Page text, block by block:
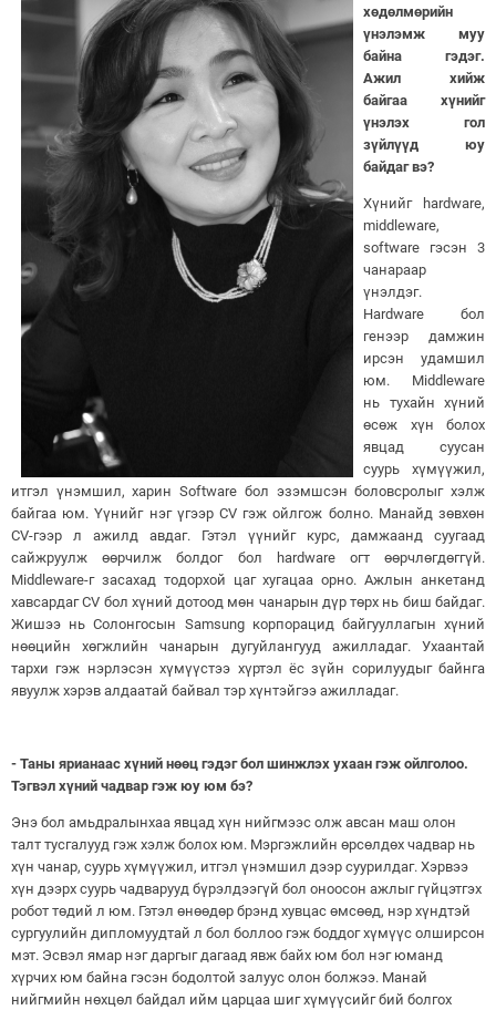
хөдөлмөрийн
үнэлэмж муу
байна гэдэг.
Ажил хийж
байгаа хүнийг
үнэлэх гол
зүйлүүд юу
байдаг вэ?
Хүнийг hardware,
middleware,
software гэсэн 3
чанараар
үнэлдэг.
Hardware бол
генээр дамжин
ирсэн удамшил
юм. Middleware
нь тухайн хүний
өсөж хүн болох
явцад суусан
суурь хүмүүжил,
итгэл үнэмшил, харин Software бол эзэмшсэн боловсролыг хэлж
байгаа юм. Үүнийг нэг үгээр CV гэж ойлгож болно. Манайд зөвхөн
CV-гээр л ажилд авдаг. Гэтэл үүнийг курс, дамжаанд суугаад
сайжруулж өөрчилж болдог бол hardware огт өөрчлөгдөггүй.
Middleware-г засахад тодорхой цаг хугацаа орно. Ажлын анкетанд
хавсардаг CV бол хүний дотоод мөн чанарын дүр төрх нь биш байдаг.
Жишээ нь Солонгосын Samsung корпорацид байгууллагын хүний
нөөцийн хөгжлийн чанарын дугуйлангууд ажилладаг. Ухаантай
тархи гэж нэрлэсэн хүмүүстээ хүртэл ёс зүйн сорилуудыг байнга
явуулж хэрэв алдаатай байвал тэр хүнтэйгээ ажилладаг.
- Таны ярианаас хүний нөөц гэдэг бол шинжлэх ухаан гэж ойлголоо.
Тэгвэл хүний чадвар гэж юу юм бэ?
Энэ бол амьдралынхаа явцад хүн нийгмээс олж авсан маш олон
талт тусгалууд гэж хэлж болох юм. Мэргэжлийн өрсөлдөх чадвар нь
хүн чанар, суурь хүмүүжил, итгэл үнэмшил дээр суурилдаг. Хэрвээ
хүн дээрх суурь чадварууд бүрэлдээгүй бол оноосон ажлыг гүйцэтгэх
робот төдий л юм. Гэтэл өнөөдөр брэнд хувцас өмсөөд, нэр хүндтэй
сургуулийн дипломуудтай л бол боллоо гэж боддог хүмүүс олширсон
мэт. Эсвэл ямар нэг даргыг дагаад явж байх юм бол нэг юманд
хүрчих юм байна гэсэн бодолтой залуус олон болжээ. Манай
нийгмийн нөхцөл байдал ийм царцаа шиг хүмүүсийг бий болгох